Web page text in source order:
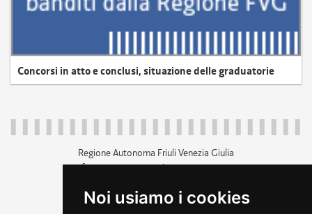
Noi usiamo i cookies
Concorsi in atto e conclusi, situazione delle graduatorie
Regione Autonoma Friuli Venezia Giulia
c.f. 80014930327; p.iva 00526040324
+39 040 3771111